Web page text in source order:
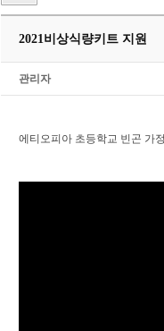
2021비상식량키트 지원
관리자
에티오피아 초등학교 빈곤 가